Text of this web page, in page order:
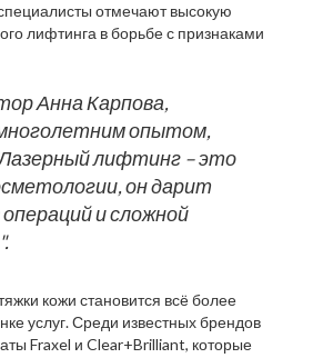
фракционные или неабляционные
травмируют эпидермис и при
эффект. Этот метод
своей безопасности и
восстановительного периода.
является то, что эта технология
вмешательства и, соответственно,
Примечательно, что подобную
Стоит учесть, что для
может понадобиться курс из
также нужно учитывать при
отмечают высокую
лифтинга в борьбе с признаками
Анна Карпова,
опытом,
лифтинг – это
он дарит
и сложной
кожи становится всё более
услуг. Среди известных брендов
Fraxel и Clear+Brilliant, которые